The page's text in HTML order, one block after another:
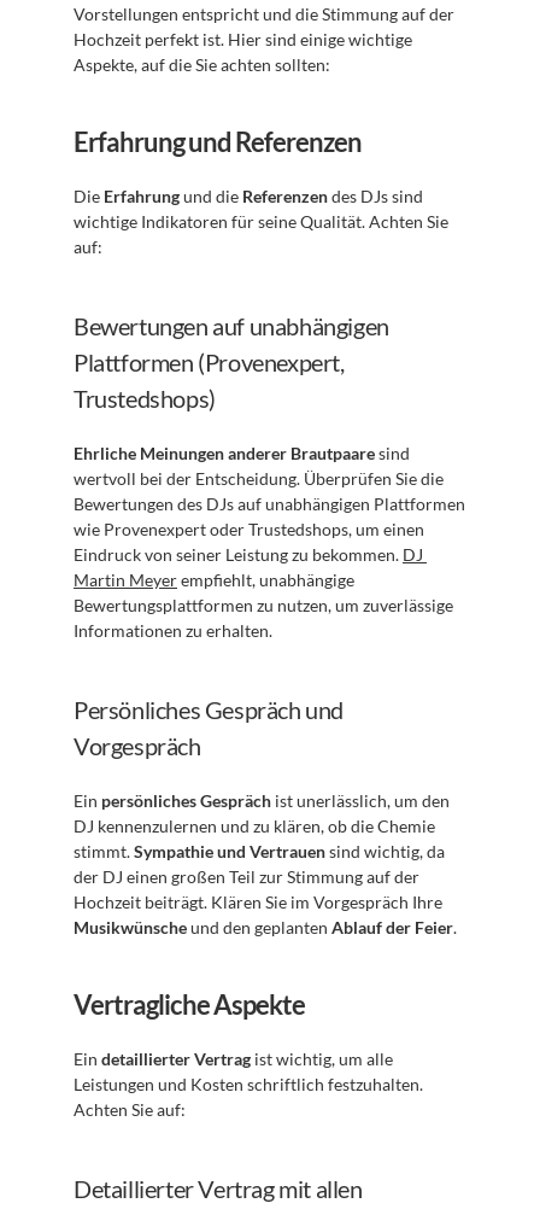
Vorstellungen entspricht und die Stimmung auf der
Hochzeit perfekt ist. Hier sind einige wichtige
Aspekte, auf die Sie achten sollten:
Erfahrung und Referenzen
Die Erfahrung und die Referenzen des DJs sind
wichtige Indikatoren für seine Qualität. Achten Sie
auf:
Bewertungen auf unabhängigen
Plattformen (Provenexpert,
Trustedshops)
Ehrliche Meinungen anderer Brautpaare sind
wertvoll bei der Entscheidung. Überprüfen Sie die
Bewertungen des DJs auf unabhängigen Plattformen
wie Provenexpert oder Trustedshops, um einen
Eindruck von seiner Leistung zu bekommen. DJ
Martin Meyer empfiehlt, unabhängige
Bewertungsplattformen zu nutzen, um zuverlässige
Informationen zu erhalten.
Persönliches Gespräch und
Vorgespräch
Ein persönliches Gespräch ist unerlässlich, um den
DJ kennenzulernen und zu klären, ob die Chemie
stimmt. Sympathie und Vertrauen sind wichtig, da
der DJ einen großen Teil zur Stimmung auf der
Musikwünsche und den geplanten Ablauf der Feier.
Vertragliche Aspekte
Ein detaillierter Vertrag ist wichtig, um alle
Leistungen und Kosten schriftlich festzuhalten.
Achten Sie auf:
Detaillierter Vertrag mit allen